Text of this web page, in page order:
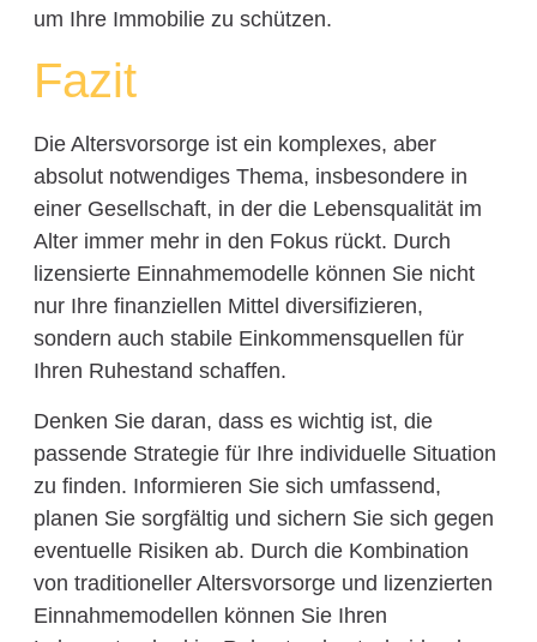
um Ihre Immobilie zu schützen.
Fazit
Die Altersvorsorge ist ein komplexes, aber
absolut notwendiges Thema, insbesondere in
einer Gesellschaft, in der die Lebensqualität im
Alter immer mehr in den Fokus rückt. Durch
lizensierte Einnahmemodelle können Sie nicht
nur Ihre finanziellen Mittel diversifizieren,
sondern auch stabile Einkommensquellen für
Ihren Ruhestand schaffen.
Denken Sie daran, dass es wichtig ist, die
passende Strategie für Ihre individuelle Situation
zu finden. Informieren Sie sich umfassend,
planen Sie sorgfältig und sichern Sie sich gegen
eventuelle Risiken ab. Durch die Kombination
von traditioneller Altersvorsorge und lizenzierten
Einnahmemodellen können Sie Ihren